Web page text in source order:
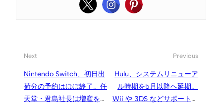
Next
Nintendo Switch、初日出
荷分の予約はほぼ終了。任
天堂・君島社長は増産を示
Previous
Hulu、システムリニューア
ル時期を5月以降へ延期。
Wii や 3DS などサポート終